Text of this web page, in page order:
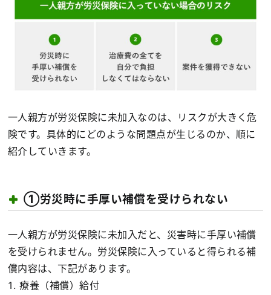
一人親方が労災保険に未加入なのは、リスクが大きく危
険です。具体的にどのような問題点が生じるのか、順に
紹介していきます。
①労災時に手厚い補償を受けられない
一人親方が労災保険に未加入だと、災害時に手厚い補償
を受けられません。労災保険に入っていると得られる補
償内容は、下記があります。
療養（補償）給付